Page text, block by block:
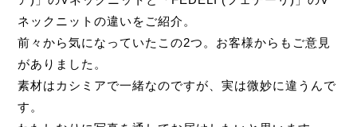
ネックニットの違いをご紹介。
前々から気になっていたこの2つ。お客様からもご意見
がありました。
素材はカシミアで一緒なのですが、実は微妙に違うんで
す。